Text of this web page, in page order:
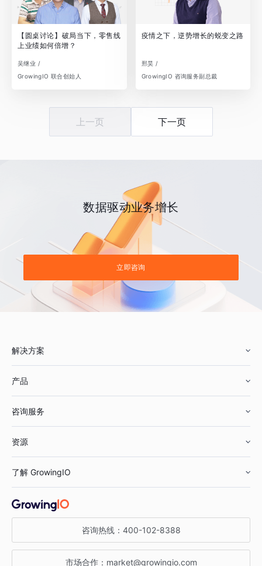
【圆桌讨论】破局当下，零售线
上业绩如何倍增？
吴继业 /
GrowingIO 联合创始人
疫情之下，逆势增长的蜕变之路
邢昊 /
GrowingIO 咨询服务副总裁
上一页 下一页
数据驱动业务增长
立即咨询
解决方案
鞋服行业
汽车行业
金融行业
产品
智能运营
获客分析
咨询服务
资源
增长公开课
增长博客
了解 GrowingIO
关于 GrowingIO
增长大会
咨询热线： 400-102-8388
市场合作： market@growingio.com